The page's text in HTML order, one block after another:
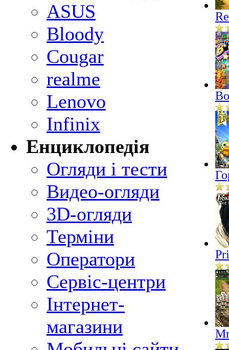
ASUS
Bloody
Cougar
realme
Lenovo
Infinix
Енциклопедія
Огляди і тести
Видео-огляди
3D-огляди
Терміни
Оператори
Сервіс-центри
Інтернет-
магазини